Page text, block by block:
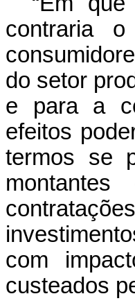
contraria
do setor
e para a
efeitos
termos se
com
custeados